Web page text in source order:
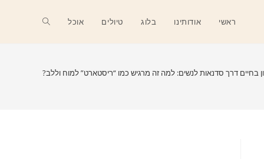
ראשי אודותינו בלוג טיולים אוכל Toggle
בחיים דרך סדנאות לנשים: למה זה מרגיש כמו “ריסטארט” למוח וללב?